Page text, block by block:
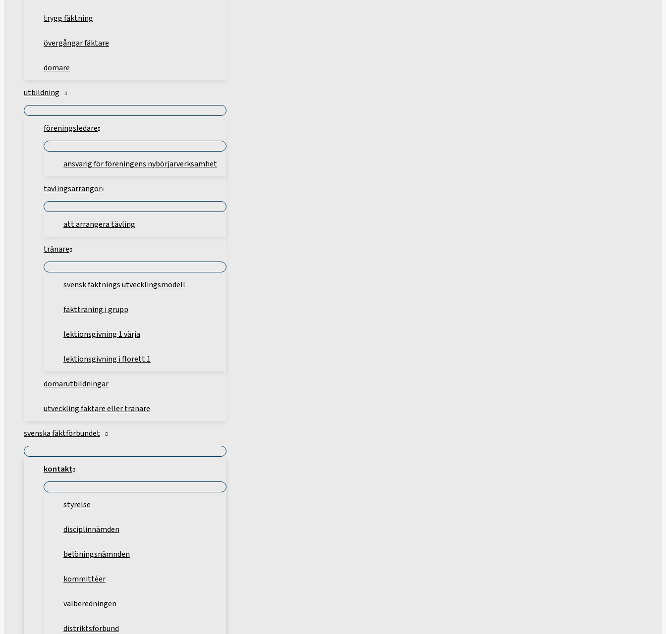
trygg fäktning
övergångar fäktare
domare
utbildning
föreningsledare
ansvarig för föreningens nybörjarverksamhet
tävlingsarrangör
att arrangera tävling
tränare
svensk fäktnings utvecklingsmodell
fäktträning i grupp
lektionsgivning 1 värja
lektionsgivning i florett 1
domarutbildningar
utveckling fäktare eller tränare
svenska fäktförbundet
kontakt
styrelse
disciplinnämden
belöningsnämnden
kommittéer
valberedningen
distriktsförbund